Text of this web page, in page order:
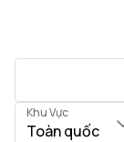
Khu Vực
Toàn quốc